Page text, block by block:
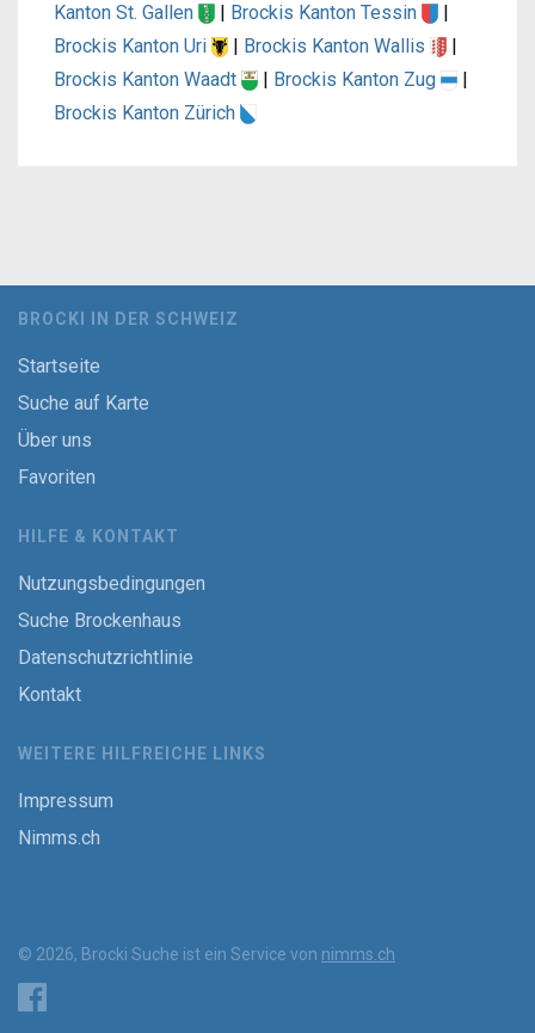
Kanton St. Gallen
| Brockis Kanton Tessin
|
Brockis Kanton Uri
| Brockis Kanton Wallis
|
Brockis Kanton Waadt
| Brockis Kanton Zug
|
Brockis Kanton Zürich
BROCKI IN DER SCHWEIZ
Startseite
Suche auf Karte
Über uns
Favoriten
HILFE & KONTAKT
Nutzungsbedingungen
Suche Brockenhaus
Datenschutzrichtlinie
Kontakt
WEITERE HILFREICHE LINKS
Impressum
Nimms.ch
© 2026, Brocki Suche ist ein Service von nimms.ch